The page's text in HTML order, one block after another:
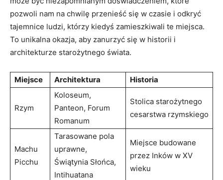
pozwoli nam na chwilę przenieść się w ⁣czasie⁤ i odkryć
tajemnice ludzi,⁢ którzy kiedyś zamieszkiwali ⁤te‌ miejsca.‌
To unikalna okazja, aby zanurzyć się w ​historii i
architekturze starożytnego świata.
Miejsce Architektura Historia
Rzym
Koloseum,
Panteon, ‍Forum
Romanum
Stolica starożytnego
cesarstwa rzymskiego
Machu
Picchu
Tarasowane pola
uprawne,
Świątynia Słońca,
Intihuatana
Miejsce budowane
przez Inków ‍w XV
wieku